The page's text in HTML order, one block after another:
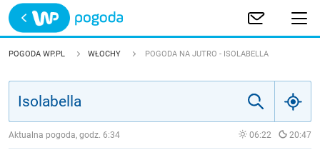
Trwa ładowanie
POLSKA
POGODA WP.PL WŁOCHY POGODA NA JUTRO - ISOLABELLA
Aktualna pogoda, godz. 6:34 06:22 20:47